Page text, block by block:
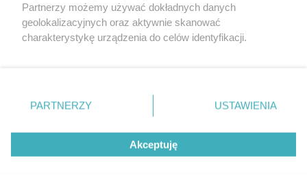
© 2026 Grupa ZPR Media
Partnerzy możemy używać dokładnych danych
geolokalizacyjnych oraz aktywnie skanować
charakterystykę urządzenia do celów identyfikacji.
zmienić/wycofać klikając przycisk ustawień prywatności
znajdujący się w lewym dolnym rogu strony
rodzaje przetwarzania danych nie wymagają zgody
użytkownika, ale masz prawo sprzeciwić się takiemu
przetwarzaniu. Preferencje będą miały zastosowanie tylko
PARTNERZY USTAWIENIA
Akceptuję